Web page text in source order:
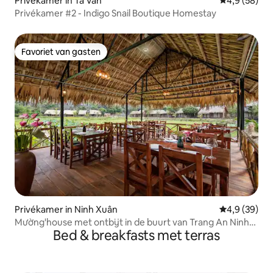
Privékamer #2 - Indigo Snail Boutique Homestay
Favoriet van gasten
Favoriet van gasten
Privékamer in Ninh Xuân Gemiddelde
4,9 (39)
Mường'house met ontbijt in de buurt van Trang An Ninh
Bed & breakfasts met terras